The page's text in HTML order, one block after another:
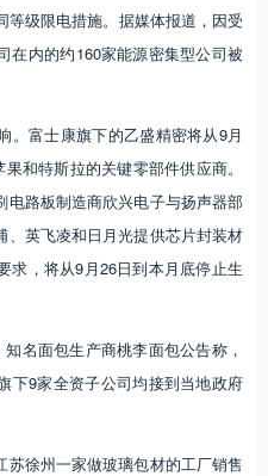
等级限电措施。据媒体报道，因受
在内的约160家能源密集型公司被
。富士康旗下的乙盛精密将从9月
和特斯拉的关键零部件供应商。
电路板制造商欣兴电子与扬声器部
英飞凌和日月光提供芯片封装材
求，将从9月26日到本月底停止生
名面包生产商桃李面包公告称，
下9家全资子公司均接到当地政府
徐州一家做玻璃包材的工厂销售